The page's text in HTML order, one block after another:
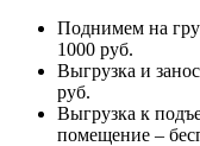
Поднимем на
1000 руб.
Выгрузка и
руб.
Выгрузка к
помещение –